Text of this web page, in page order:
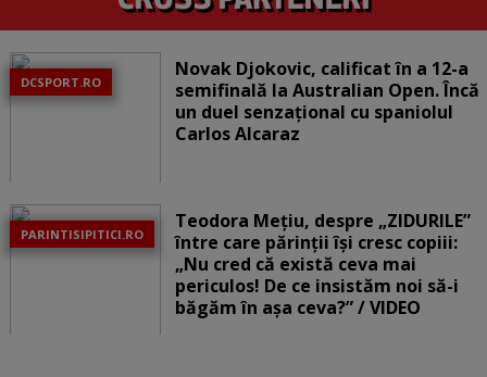
DCSPORT.RO
Novak Djokovic, calificat în a 12-a
semifinală la Australian Open. Încă
un duel senzațional cu spaniolul
Carlos Alcaraz
PARINTISIPITICI.RO
Teodora Mețiu, despre „ZIDURILE”
între care părinții își cresc copiii:
„Nu cred că există ceva mai
periculos! De ce insistăm noi să-i
băgăm în așa ceva?” / VIDEO